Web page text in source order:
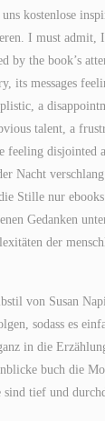
kostenlose
I must admit,
by the book’s
its messages
a
talent, a
feeling disjointed
Nacht
Stille nur ebooks
Gedanken
der
von Susan
sodass es
in die
buch die
sind tief und